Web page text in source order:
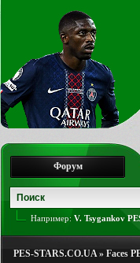
Форум
Например: V. Tsygankov
PES-STARS.CO.UA» Faces